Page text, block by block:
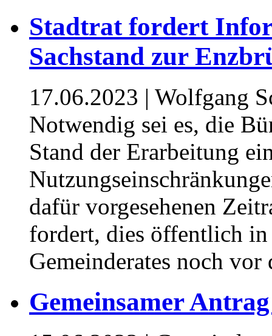
Stadtrat fordert
Sachstand zur
17.06.2023 | Wolfgang
Notwendig sei es, die
Stand der Erarbeitung
dafür vorgesehenen
fordert, dies öffentlich in
Gemeinderates noch vor
Gemeinsamer